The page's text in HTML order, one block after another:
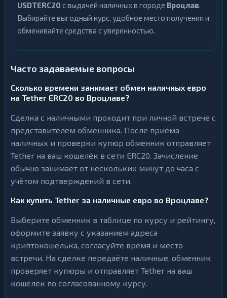
USDTERC20 с выдачей наличных в городе Вроцлав.
Выбирайте выгодный курс, удобное место получения и
обменивайте средства с уверенностью.
Часто задаваемые вопросы
Сколько времени занимает обмен наличных евро
на Tether ERC20 во Вроцлаве?
Сделка с наличными проходит при личной встрече с
представителем обменника. После приёма
наличных и проверки купюр обменник отправляет
Tether на ваш кошелёк в сети ERC20. Зачисление
обычно занимает от нескольких минут до часа с
учётом подтверждений в сети.
Как купить Tether за наличные евро во Вроцлаве?
Выберите обменник в таблице по курсу и рейтингу,
оформите заявку с указанием адреса
криптокошелька, согласуйте время и место
встречи. На сделке передаёте наличные, обменник
проверяет купюры и отправляет Tether на ваш
кошелёк по согласованному курсу.